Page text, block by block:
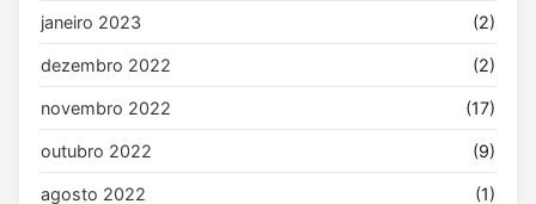
janeiro 2023 (2)
dezembro 2022 (2)
novembro 2022 (17)
outubro 2022 (9)
agosto 2022 (1)